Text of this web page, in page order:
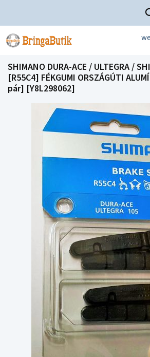
SHIMANO DURA-ACE / ULTEGRA /
[R55C4] FÉKGUMI ORSZÁGÚTI
pár] [Y8L298062]